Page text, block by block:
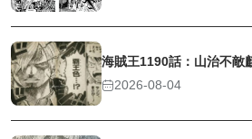
海賊王1190話：山治不敵
2026-08-04